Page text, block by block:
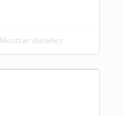
Mostrar detalles